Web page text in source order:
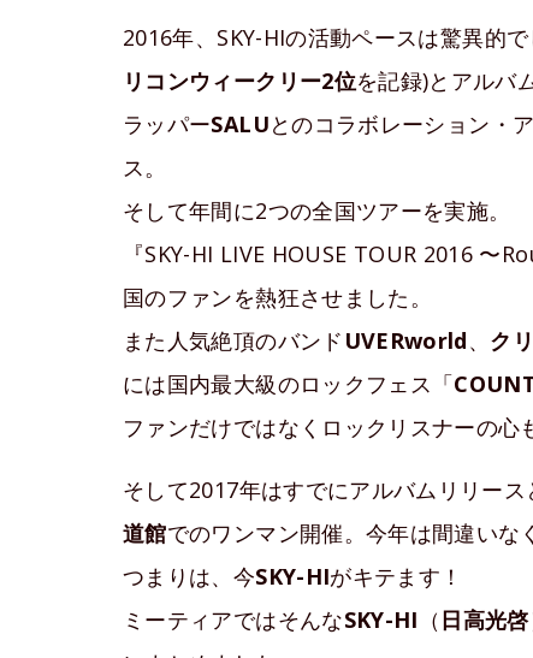
2016年、SKY-HIの活動ペースは驚異的
リコンウィークリー2位を記録)とアルバ
ラッパーSALUとのコラボレーション・
ス。
そして年間に2つの全国ツアーを実施。
『SKY-HI LIVE HOUSE TOUR 2016 〜
国のファンを熱狂させました。
また人気絶頂のバンド UVERworld、 ク
には国内最大級のロックフェス「
ファンだけではなくロックリスナーの心
そして2017年はすでにアルバムリリー
道館でのワンマン開催。今年は間違いなく
つまりは、今SKY-HIがキテます！
ミーティアではそんなSKY-HI （ 日高光啓